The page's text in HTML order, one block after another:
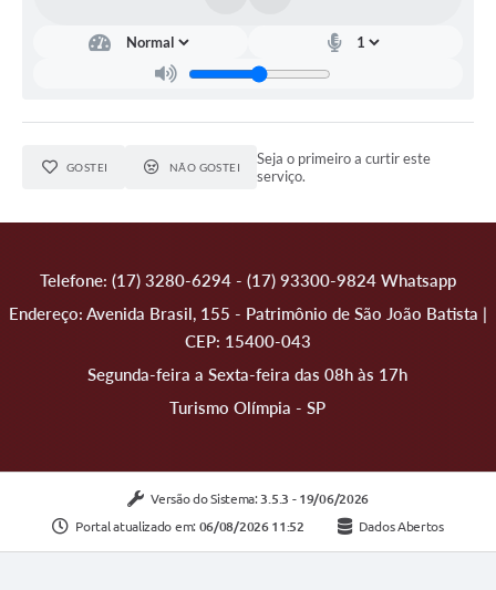
GOSTEI NÃO GOSTEI
Seja o primeiro a curtir este
serviço.
Telefone: (17) 3280-6294 - (17) 93300-9824 Whatsapp
Endereço: Avenida Brasil, 155 - Patrimônio de São João Batista |
CEP: 15400-043
Segunda-feira a Sexta-feira das 08h às 17h
Turismo Olímpia - SP
Versão do Sistema: 3.5.3 - 19/06/2026
Portal atualizado em: 06/08/2026 11:52 Dados Abertos